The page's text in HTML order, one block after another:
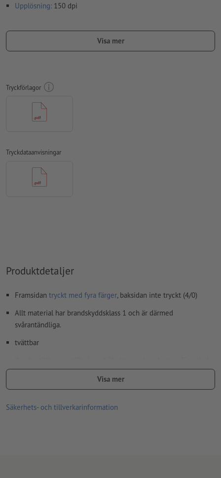
Upplösning: 150 dpi
teckensnittmåste våra fullständigt inbäddade eller
färgläge:
CMYK, FOGRA51 (PSO Coated v3)
stavfel och sättningsfel
övertrycksinställningar
Innehåll frånformulärfält
Hur skapar jag utskriftsdata korrekt?
Visa mer
Tryckförlagor
Tryckdataanvisningar
Produktdetaljer
Framsidan tryckt med fyra färger, baksidan inte tryckt (4/0)
Allt material har brandskyddsklass 1 och är därmed
svårantändliga.
tvättbar
montering (avståndet mellan öljetterna är ca. 50 cm).
Öglor bearbetas enligt läsriktningen
tilläggsartikel som tillval: Spännsats
Visa mer
Säkerhets- och tillverkarinformation